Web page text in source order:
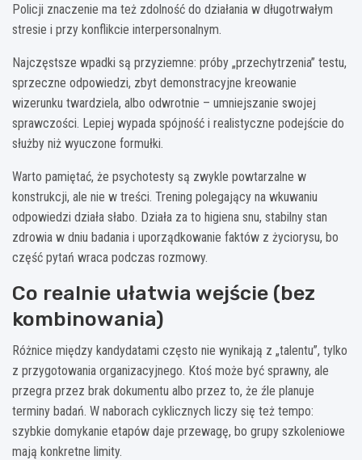
Policji znaczenie ma też zdolność do działania w długotrwałym
stresie i przy konflikcie interpersonalnym.
Najczęstsze wpadki są przyziemne: próby „przechytrzenia” testu,
sprzeczne odpowiedzi, zbyt demonstracyjne kreowanie
wizerunku twardziela, albo odwrotnie – umniejszanie swojej
sprawczości. Lepiej wypada spójność i realistyczne podejście do
służby niż wyuczone formułki.
Warto pamiętać, że psychotesty są zwykle powtarzalne w
konstrukcji, ale nie w treści. Trening polegający na wkuwaniu
odpowiedzi działa słabo. Działa za to higiena snu, stabilny stan
zdrowia w dniu badania i uporządkowanie faktów z życiorysu, bo
część pytań wraca podczas rozmowy.
Co realnie ułatwia wejście (bez
kombinowania)
Różnice między kandydatami często nie wynikają z „talentu”, tylko
z przygotowania organizacyjnego. Ktoś może być sprawny, ale
przegra przez brak dokumentu albo przez to, że źle planuje
terminy badań. W naborach cyklicznych liczy się też tempo:
szybkie domykanie etapów daje przewagę, bo grupy szkoleniowe
mają konkretne limity.